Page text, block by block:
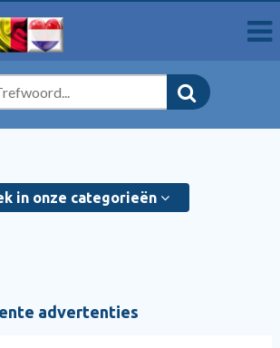
in onze categorieën
advertenties